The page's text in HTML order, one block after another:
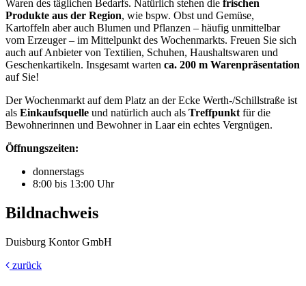
Waren des täglichen Bedarfs. Natürlich stehen die frischen
Produkte aus der Region, wie bspw. Obst und Gemüse,
Kartoffeln aber auch Blumen und Pflanzen – häufig unmittelbar
vom Erzeuger – im Mittelpunkt des Wochenmarkts. Freuen Sie sich
auch auf Anbieter von Textilien, Schuhen, Haushaltswaren und
Geschenkartikeln. Insgesamt warten ca. 200 m Warenpräsentation
auf Sie!
Der Wochenmarkt auf dem Platz an der Ecke Werth-/Schillstraße ist
als Einkaufsquelle und natürlich auch als Treffpunkt für die
Bewohnerinnen und Bewohner in Laar ein echtes Vergnügen.
Öffnungszeiten:
donnerstags
8:00 bis 13:00 Uhr
Bildnachweis
Duisburg Kontor GmbH
zurück